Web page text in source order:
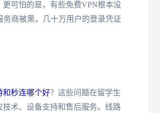
可怕的是，有些免费VPN根本没
商被黑，几十万用户的登录凭证
和秒连哪个好？这些问题在留学生
术、设备支持和售后服务。线路